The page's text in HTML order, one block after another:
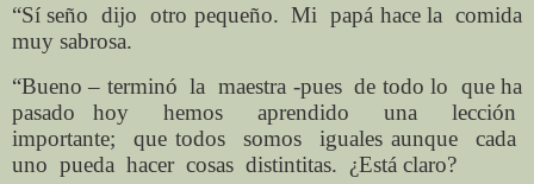
“Sí seño dijo otro pequeño. Mi papá hace la comida
muy sabrosa.
“Bueno – terminó la maestra -pues de todo lo que ha
pasado hoy hemos aprendido una lección
importante; que todos somos iguales aunque cada
uno pueda hacer cosas distintitas. ¿Está claro?